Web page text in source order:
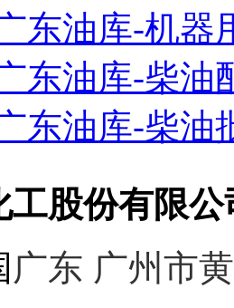
东油库-机器
东油库-柴油
东油库-柴油
工股份有限公
广东 广州市